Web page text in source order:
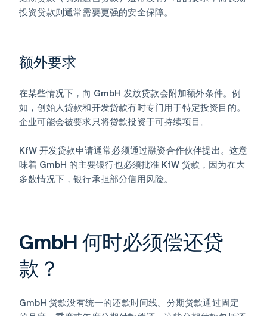
投资贷款则通常需要更强的安全保障。
额外要求
在某些情况下，向 GmbH 发放贷款会附加额外条件。例
如，创始人贷款和开发贷款有时专门用于特定投资目的。
企业可能会被要求只将贷款投资于可持续项目。
KfW 开发贷款申请通常必须通过融资合作伙伴提出。这意
味着 GmbH 的主要银行也必须批准 KfW 贷款，因为在大
多数情况下，银行承担部分信用风险。
GmbH 何时必须偿还贷
款？
GmbH 贷款没有统一的还款时间线。分期贷款通过固定